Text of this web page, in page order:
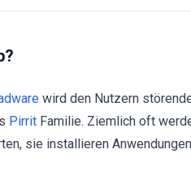
wird den Nutzern
Pirrit Familie. Ziemlich oft
sie installieren